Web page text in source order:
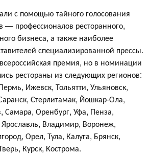
с помощью тайного голосования
— профессионалов ресторанного,
бизнеса, а также наиболее
специализированной прессы.
премия, но в номинации
рестораны из следующих регионов:
Ижевск, Тольятти, Ульяновск,
Стерлитамак, Йошкар-Ола,
Самара, Оренбург, Уфа, Пенза,
Владимир, Воронеж,
Орел, Тула, Калуга, Брянск,
Курск, Кострома.